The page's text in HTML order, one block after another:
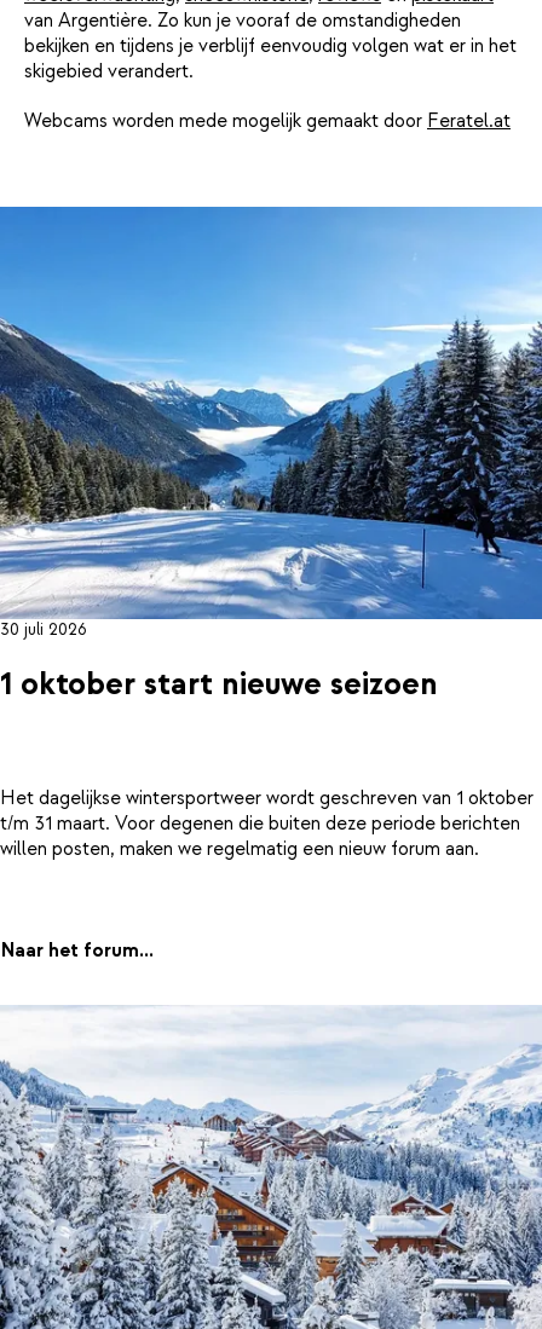
van Argentière. Zo kun je vooraf de omstandigheden
bekijken en tijdens je verblijf eenvoudig volgen wat er in het
skigebied verandert.
Webcams worden mede mogelijk gemaakt door Feratel.at
30 juli 2026
1 oktober start nieuwe seizoen
Het dagelijkse wintersportweer wordt geschreven van 1 oktober
t/m 31 maart. Voor degenen die buiten deze periode berichten
willen posten, maken we regelmatig een nieuw forum aan.
Naar het forum...